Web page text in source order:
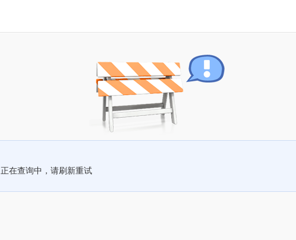
正在查询中，请刷新重试